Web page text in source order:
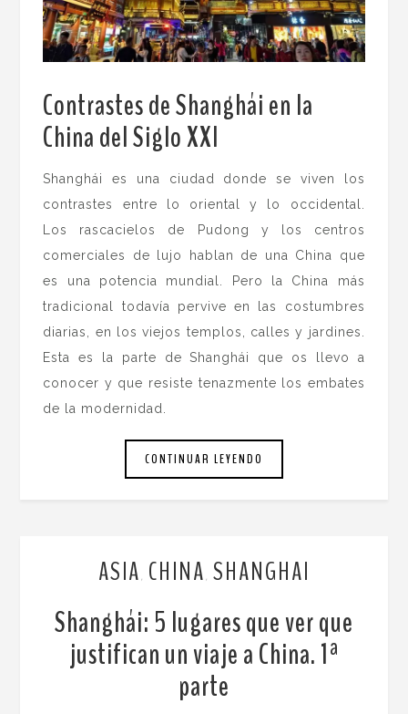
Contrastes de Shanghái en la
China del Siglo XXI
Shanghái es una ciudad donde se viven los
contrastes entre lo oriental y lo occidental.
Los rascacielos de Pudong y los centros
comerciales de lujo hablan de una China que
es una potencia mundial. Pero la China más
tradicional todavía pervive en las costumbres
diarias, en los viejos templos, calles y jardines.
Esta es la parte de Shanghái que os llevo a
conocer y que resiste tenazmente los embates
de la modernidad.
CONTINUAR LEYENDO
ASIA CHINA SHANGHAI
Shanghái: 5 lugares que ver que
justifican un viaje a China. 1ª
parte